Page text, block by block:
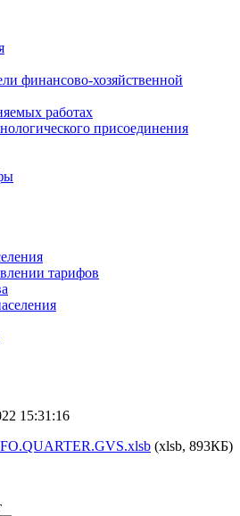
финансово-хозяйственной
работах
присоединения
тарифов
15:31:16
(xlsb, 893КБ)